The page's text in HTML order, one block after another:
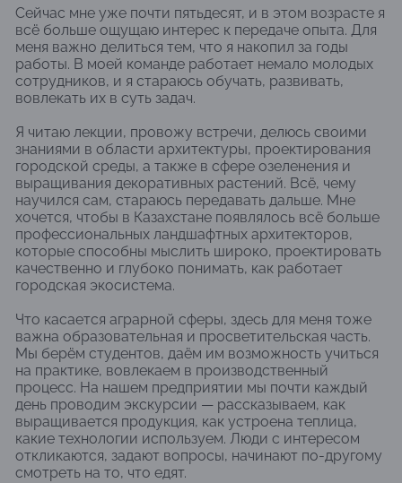
Сейчас мне уже почти пятьдесят, и в этом возрасте я
всё больше ощущаю интерес к передаче опыта. Для
меня важно делиться тем, что я накопил за годы
работы. В моей команде работает немало молодых
сотрудников, и я стараюсь обучать, развивать,
вовлекать их в суть задач.
Я читаю лекции, провожу встречи, делюсь своими
знаниями в области архитектуры, проектирования
городской среды, а также в сфере озеленения и
выращивания декоративных растений. Всё, чему
научился сам, стараюсь передавать дальше. Мне
хочется, чтобы в Казахстане появлялось всё больше
профессиональных ландшафтных архитекторов,
которые способны мыслить широко, проектировать
качественно и глубоко понимать, как работает
городская экосистема.
Что касается аграрной сферы, здесь для меня тоже
важна образовательная и просветительская часть.
Мы берём студентов, даём им возможность учиться
на практике, вовлекаем в производственный
процесс. На нашем предприятии мы почти каждый
день проводим экскурсии — рассказываем, как
выращивается продукция, как устроена теплица,
какие технологии используем. Люди с интересом
откликаются, задают вопросы, начинают по-другому
смотреть на то, что едят.